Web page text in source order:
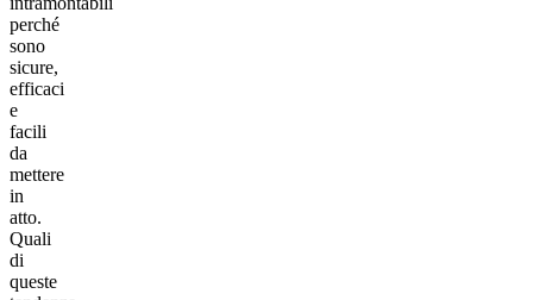
perché
sono
sicure,
efficaci
e
facili
da
mettere
in
atto.
Quali
di
queste